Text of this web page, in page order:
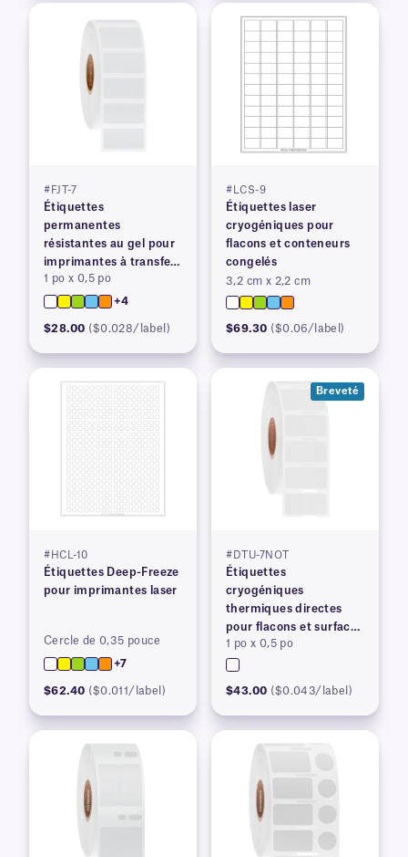
#FJT-7
Étiquettes
permanentes
résistantes au gel pour
imprimantes à transfert
thermique, avec fente
arrière
1 po x 0,5 po
+4
$28.00 ($0.028/label)
#LCS-9
Étiquettes laser
cryogéniques pour
flacons et conteneurs
congelés
3,2 cm x 2,2 cm
$69.30 ($0.06/label)
#HCL-10
Étiquettes Deep-Freeze
pour imprimantes laser
Cercle de 0,35 pouce
+7
$62.40 ($0.011/label)
Breveté
#DTU-7NOT
Étiquettes
cryogéniques
thermiques directes
pour flacons et surfaces
congelés, brevetées
1 po x 0,5 po
$43.00 ($0.043/label)